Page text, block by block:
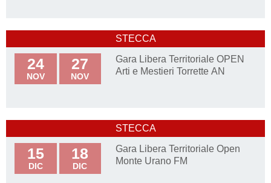
STECCA
24
NOV
27
NOV
Gara Libera Territoriale OPEN
Arti e Mestieri Torrette AN
STECCA
15
DIC
18
DIC
Gara Libera Territoriale Open
Monte Urano FM